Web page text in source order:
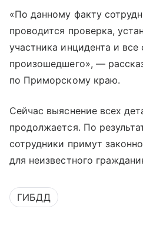
«По данному факту
проводится проверка,
участника инцидента и все
произошедшего», —
по Приморскому краю.
Сейчас выяснение всех
продолжается. По
сотрудники примут
для неизвестного
ГИБДД